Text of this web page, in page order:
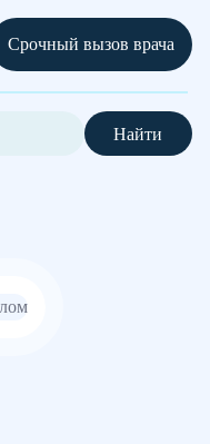
Срочный вызов врача
Найти